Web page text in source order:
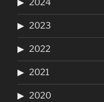
2024
2023
2022
2021
2020